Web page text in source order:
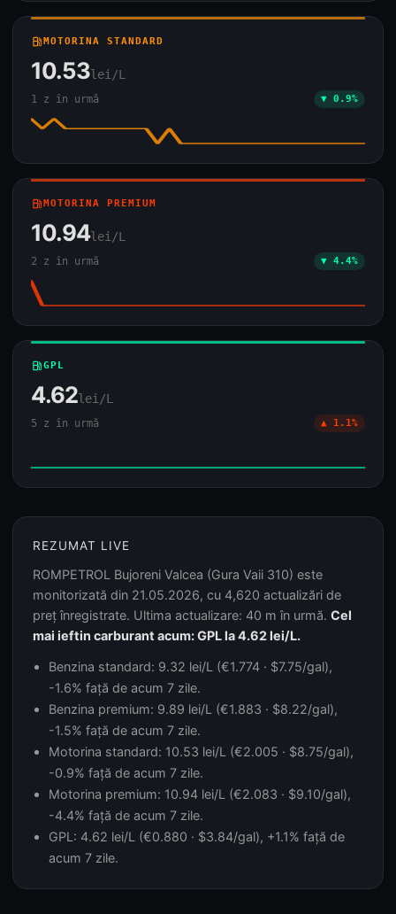
local_gas_stationMOTORINA STANDARD
10.53lei/L
1 z în urmă ▼ 0.9%
local_gas_stationMOTORINA PREMIUM
10.94lei/L
2 z în urmă ▼ 4.4%
local_gas_stationGPL
4.62lei/L
5 z în urmă ▲ 1.1%
REZUMAT LIVE
ROMPETROL Bujoreni Valcea (Gura Vaii 310) este
monitorizată din 21.05.2026, cu 4,620 actualizări de
preț înregistrate. Ultima actualizare: 40 m în urmă. Cel
mai ieftin carburant acum: GPL la 4.62 lei/L.
Benzina standard: 9.32 lei/L (€1.774 · $7.75/gal),
-1.6% față de acum 7 zile.
Benzina premium: 9.89 lei/L (€1.883 · $8.22/gal),
-1.5% față de acum 7 zile.
Motorina standard: 10.53 lei/L (€2.005 · $8.75/gal),
-0.9% față de acum 7 zile.
Motorina premium: 10.94 lei/L (€2.083 · $9.10/gal),
-4.4% față de acum 7 zile.
GPL: 4.62 lei/L (€0.880 · $3.84/gal), +1.1% față de
acum 7 zile.